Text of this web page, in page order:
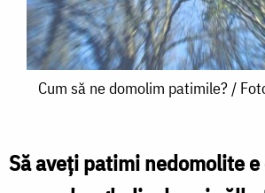
Cum
ne
domolim
Cum să ne domolim patimile? /
Să aveți patimi nedomolite